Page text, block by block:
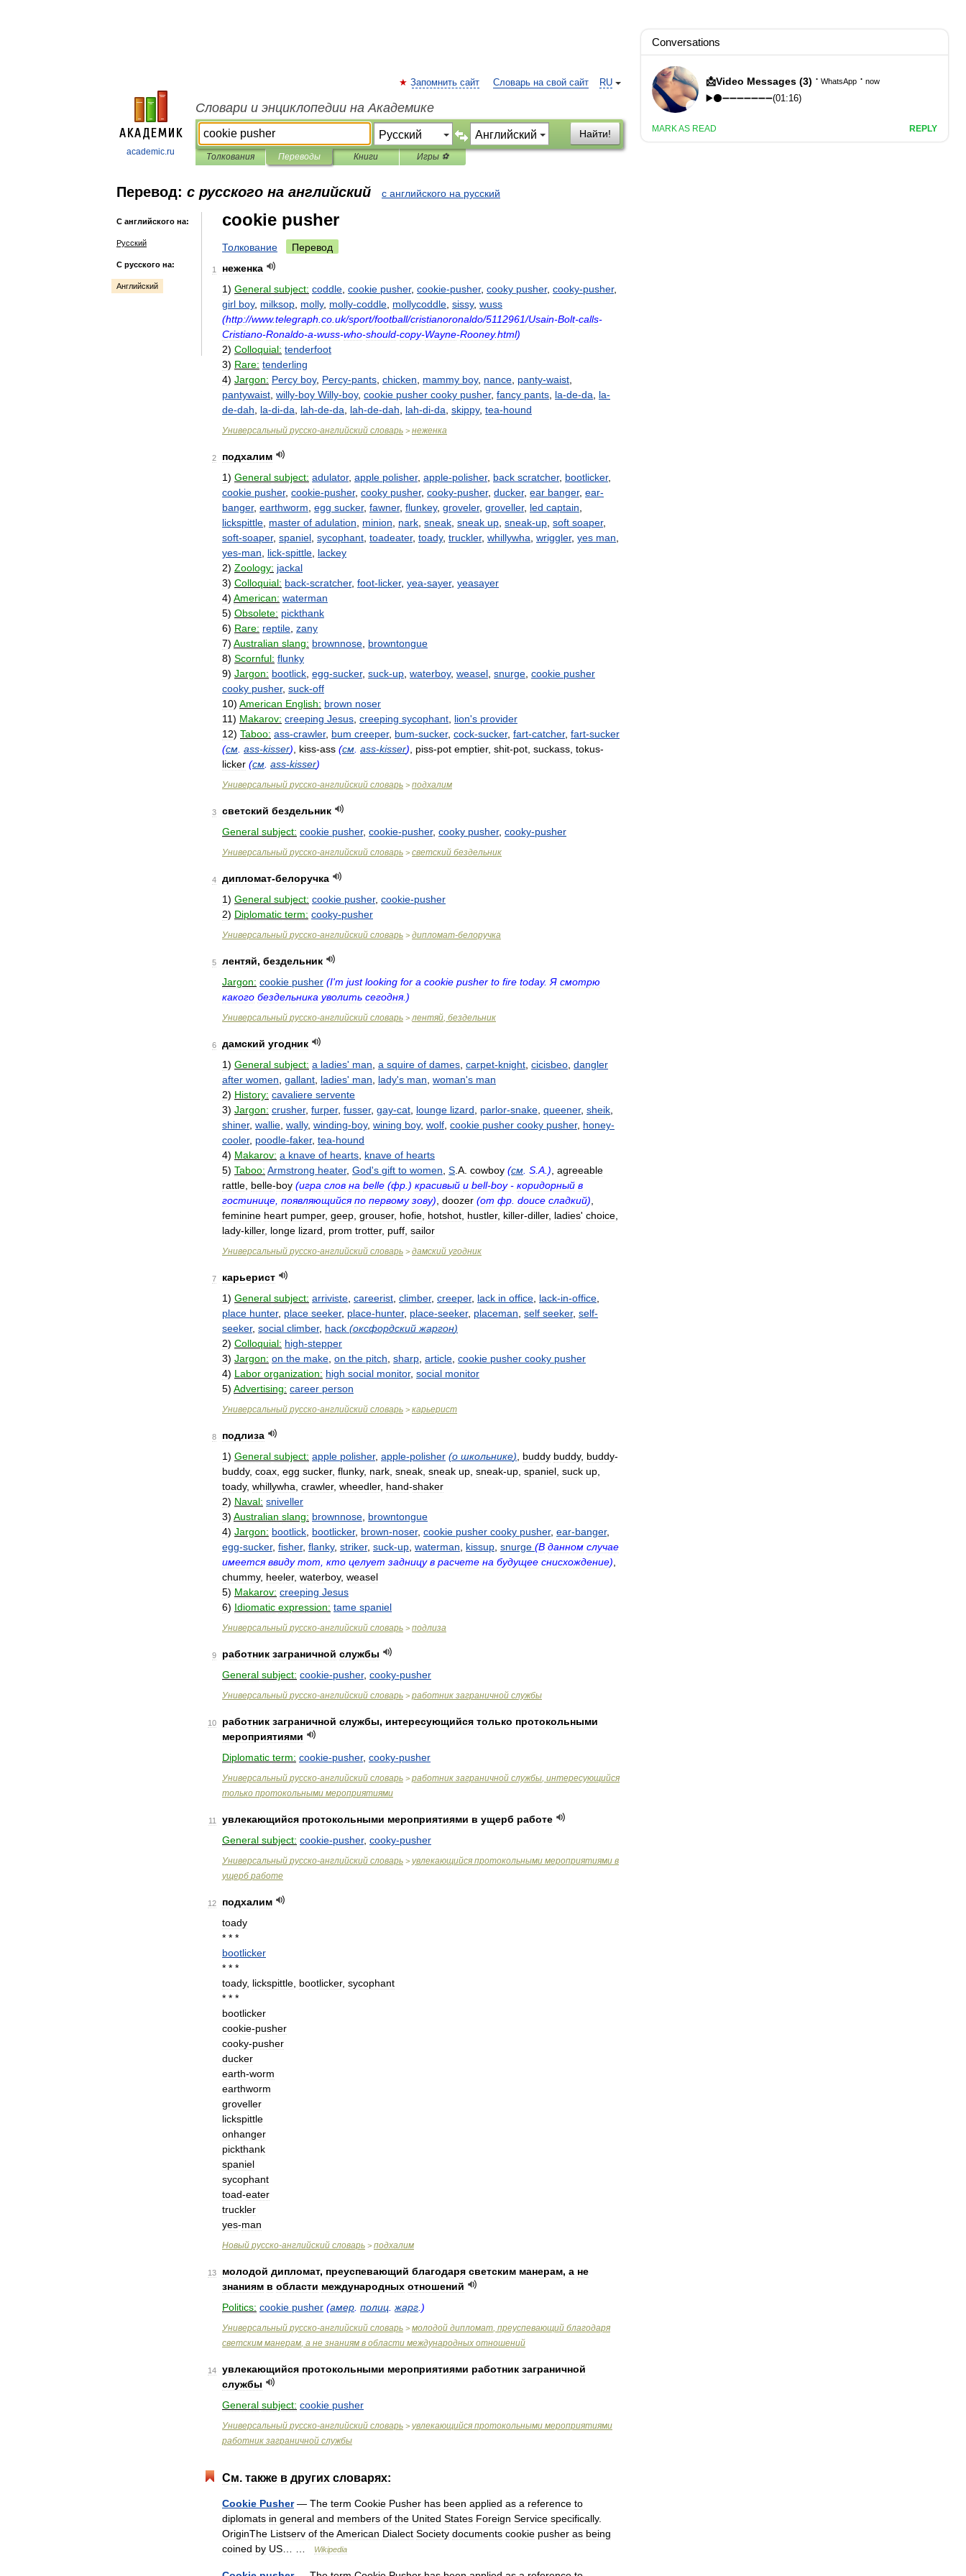
academic.ru
RU
Запомнить сайт Словарь на свой сайт
Словари и энциклопедии на Академике
Найти!
Толкования Переводы Книги Игры ⚽
Перевод: с русского на английский с английского на русский
С английского на:
Русский
С русского на:
Английский
cookie pusher
Толкование Перевод
1
неженка
1) General subject: coddle cookie pusher, cookie-pusher, cooky pusher, cooky-pusher,
girl boy, milksop molly, molly-coddle mollycoddle sissy, wuss
(http://www.telegraph co uk/sport/football/cristianoronaldo/5112961/Usain-Bolt-calls-
Cristiano-Ronaldo-a-wuss-who-should-copy-Wayne-Rooney.html)
2) Colloquial: tenderfoot
3) Rare: tenderling
4) Jargon: Percy boy, Percy-pants chicken mammy boy, nance panty-waist
pantywaist willy-boy Willy-boy, cookie pusher cooky pusher, fancy pants la-de-da la-
de-dah la-di-da lah-de-da lah-de-dah lah-di-da skippy, tea-hound
Универсальный русско-английский словарь > неженка
2
подхалим
1) General subject: adulator, apple polisher, apple-polisher, back scratcher, bootlicker,
cookie pusher, cookie-pusher, cooky pusher, cooky-pusher, ducker, ear banger, ear-
banger, earthworm egg sucker, fawner, flunkey, groveler, groveller, led captain
lickspittle master of adulation minion nark sneak sneak up sneak-up soft soaper,
soft-soaper, spaniel sycophant toadeater, toady, truckler, whillywha wriggler, yes man
yes-man lick-spittle lackey
2) Zoology: jackal
3) Colloquial: back-scratcher, foot-licker, yea-sayer, yeasayer
4) American: waterman
5) Obsolete: pickthank
6) Rare: reptile zany
7) Australian slang: brownnose browntongue
8) Scornful: flunky
9) Jargon: bootlick egg-sucker, suck-up waterboy, weasel snurge cookie pusher
cooky pusher, suck-off
10) American English: brown noser
11) Makarov: creeping Jesus creeping sycophant lion's provider
12) Taboo: ass-crawler, bum creeper, bum-sucker, cock-sucker, fart-catcher, fart-sucker
(см ass-kisser) kiss-ass (см ass-kisser) piss-pot emptier, shit-pot suckass tokus-
licker (см ass-kisser)
Универсальный русско-английский словарь > подхалим
3 светский бездельник
General subject: cookie pusher, cookie-pusher, cooky pusher, cooky-pusher
Универсальный русско-английский словарь > светский бездельник
4 дипломат-белоручка
1) General subject: cookie pusher, cookie-pusher
2) Diplomatic term: cooky-pusher
Универсальный русско-английский словарь > дипломат-белоручка
5 лентяй, бездельник
Jargon: cookie pusher (I'm just looking for a cookie pusher to fire today. Я смотрю
какого бездельника уволить сегодня.)
Универсальный русско-английский словарь > лентяй, бездельник
6 дамский угодник
1) General subject: a ladies' man a squire of dames carpet-knight cicisbeo dangler
after women gallant ladies' man lady's man woman's man
2) History: cavaliere servente
3) Jargon: crusher, furper, fusser, gay-cat lounge lizard parlor-snake queener, sheik
shiner, wallie wally, winding-boy, wining boy, wolf cookie pusher cooky pusher, honey-
cooler, poodle-faker, tea-hound
4) Makarov: a knave of hearts knave of hearts
5) Taboo: Armstrong heater, God's gift to women S A cowboy (см S A .) agreeable
rattle belle-boy (игра слов на belle (фр .) красивый и bell-boy- коридорный в
гостинице появляющийся по первому зову) doozer (от фр douce сладкий)
feminine heart pumper, geep grouser, hofie hotshot hustler, killer-diller, ladies' choice
lady-killer, longe lizard prom trotter, puff sailor
Универсальный русско-английский словарь > дамский угодник
7
карьерист
1) General subject: arriviste careerist climber, creeper, lack in office lack-in-office
place hunter, place seeker, place-hunter, place-seeker, placeman self seeker, self-
seeker, social climber, hack (оксфордский жаргон)
2) Colloquial: high-stepper
3) Jargon: on the make on the pitch sharp article cookie pusher cooky pusher
4) Labor organization: high social monitor, social monitor
5) Advertising: career person
Универсальный русско-английский словарь > карьерист
8
подлиза
1) General subject: apple polisher, apple-polisher (о школьнике) buddy buddy, buddy-
buddy, coax egg sucker, flunky, nark sneak sneak up sneak-up spaniel suck up
toady, whillywha crawler, wheedler, hand-shaker
2) Naval: sniveller
3) Australian slang: brownnose browntongue
4) Jargon: bootlick bootlicker, brown-noser, cookie pusher cooky pusher, ear-banger,
egg-sucker, fisher, flanky, striker, suck-up waterman kissup snurge (В данном случае
имеется ввиду тот кто целует задницу в расчете на будущее снисхождение)
chummy, heeler, waterboy, weasel
5) Makarov: creeping Jesus
6) Idiomatic expression: tame spaniel
Универсальный русско-английский словарь > подлиза
9 работник заграничной службы
General subject: cookie-pusher, cooky-pusher
Универсальный русско-английский словарь > работник заграничной службы
10 работник заграничной службы, интересующийся только протокольными
мероприятиями
Diplomatic term: cookie-pusher, cooky-pusher
Универсальный русско-английский словарь > работник заграничной службы, интересующийся
только протокольными мероприятиями
11 увлекающийся протокольными мероприятиями в ущерб работе
General subject: cookie-pusher, cooky-pusher
Универсальный русско-английский словарь > увлекающийся протокольными мероприятиями в
ущерб работе
12
подхалим
toady
* * *
bootlicker
* * *
toady, lickspittle bootlicker, sycophant
* * *
bootlicker
cookie-pusher
cooky-pusher
ducker
earth-worm
earthworm
groveller
lickspittle
onhanger
pickthank
spaniel
sycophant
toad-eater
truckler
yes-man
Новый русско-английский словарь > подхалим
13 молодой дипломат, преуспевающий благодаря светским манерам, а не
знаниям в области международных отношений
Politics: cookie pusher (амер полиц жарг .)
Универсальный русско-английский словарь > молодой дипломат, преуспевающий благодаря
светским манерам, а не знаниям в области международных отношений
14 увлекающийся протокольными мероприятиями работник заграничной
службы
General subject: cookie pusher
Универсальный русско-английский словарь > увлекающийся протокольными мероприятиями
работник заграничной службы
См. также в других словарях:
Cookie Pusher— The term Cookie Pusher has been applied as a reference to
diplomats in general and members of the United States Foreign Service specifically.
OriginThe Listserv of theAmerican Dialect Society documents cookie pusher as being
coined by US Wikipedia